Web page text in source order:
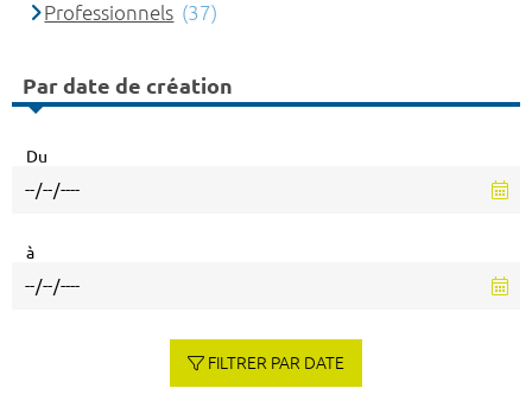
Professionnels (37)
Par date de création
Du
à
FILTRER PAR DATE